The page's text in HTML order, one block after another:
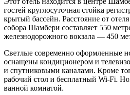
гостей круглосуточная стойка
крытый бассейн. Расстояние от
собора Шамбери составляет 550
железнодорожного вокзала — 450
Светлые современно оформленные
оснащены кондиционером и
и спутниковыми каналами. Кроме
рабочий стол и бесплатный Wi-Fi.
ванной комнатой.